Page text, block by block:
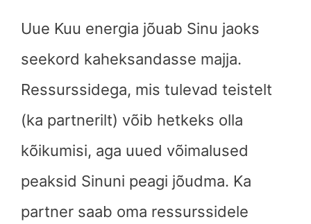
Uue Kuu energia jõuab Sinu jaoks
seekord kaheksandasse majja.
Ressurssidega, mis tulevad teistelt
(ka partnerilt) võib hetkeks olla
kõikumisi, aga uued võimalused
peaksid Sinuni peagi jõudma. Ka
partner saab oma ressurssidele